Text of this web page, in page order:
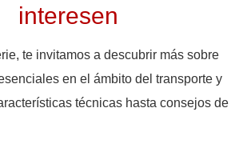
interesen
te invitamos a descubrir más sobre
en el ámbito del transporte y
técnicas hasta consejos de